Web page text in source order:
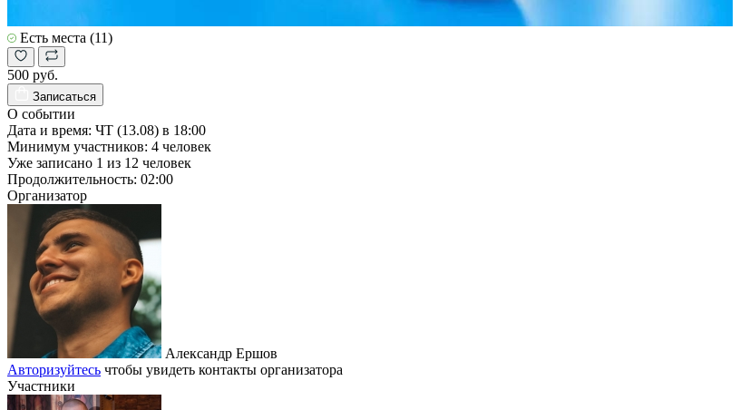
Есть места (11)
500 руб.
Записаться
О событии
Дата и время: ЧТ (13.08) в 18:00
Минимум участников: 4 человек
Уже записано 1 из 12 человек
Продолжительность: 02:00
Организатор
Александр Ершов
Авторизуйтесь чтобы увидеть контакты организатора
Участники